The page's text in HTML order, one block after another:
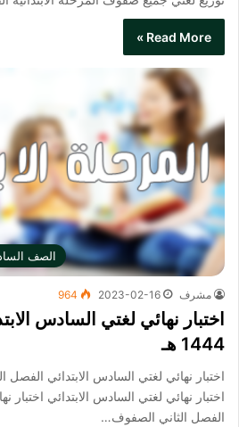
Read More »
الصف
مشرف 2023-02-16
964
اختبار نهائي لغتي السادس
1444 هـ
اختبار نهائي لغتي السادس الابتدائي​ اختبار
الفصل الثاني الصفوف…